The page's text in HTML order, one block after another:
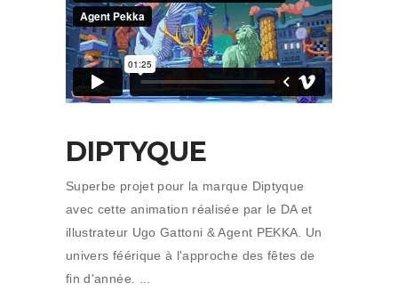
DIPTYQUE
Superbe projet pour la marque Diptyque
avec cette animation réalisée par le DA et
illustrateur Ugo Gattoni & Agent PEKKA. Un
univers féérique à l'approche des fêtes de
fin d'année.